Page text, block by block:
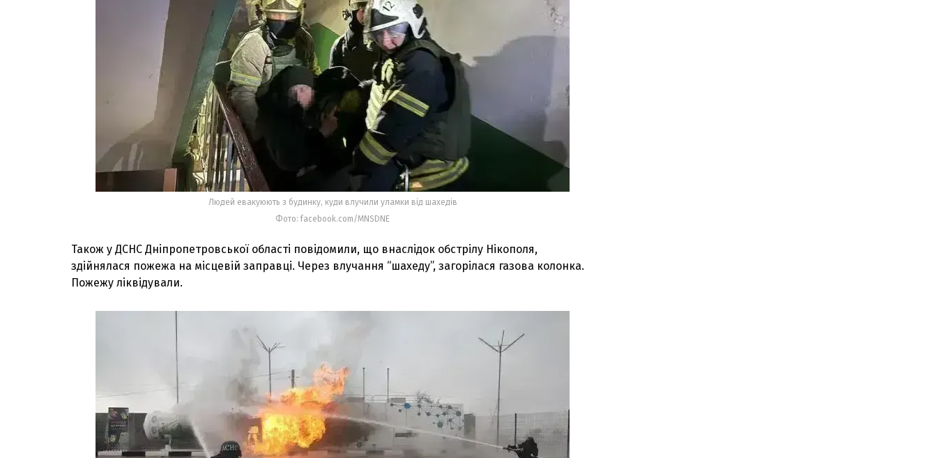
Людей евакуюють з будинку, куди влучили уламки від шахедів
Фото: facebook.com/MNSDNE
Також у ДСНС Дніпропетровської області повідомили, що внаслідок обстрілу Нікополя,
здійнялася пожежа на місцевій заправці. Через влучання “шахеду”, загорілася газова колонка.
Пожежу ліквідували.